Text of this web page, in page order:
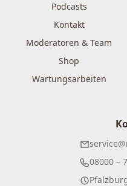
Podcasts
Kontakt
Moderatoren & Team
Shop
Wartungsarbeiten
08000 –